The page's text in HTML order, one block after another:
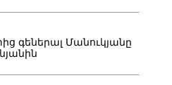
գեներալ Մանուկյանը